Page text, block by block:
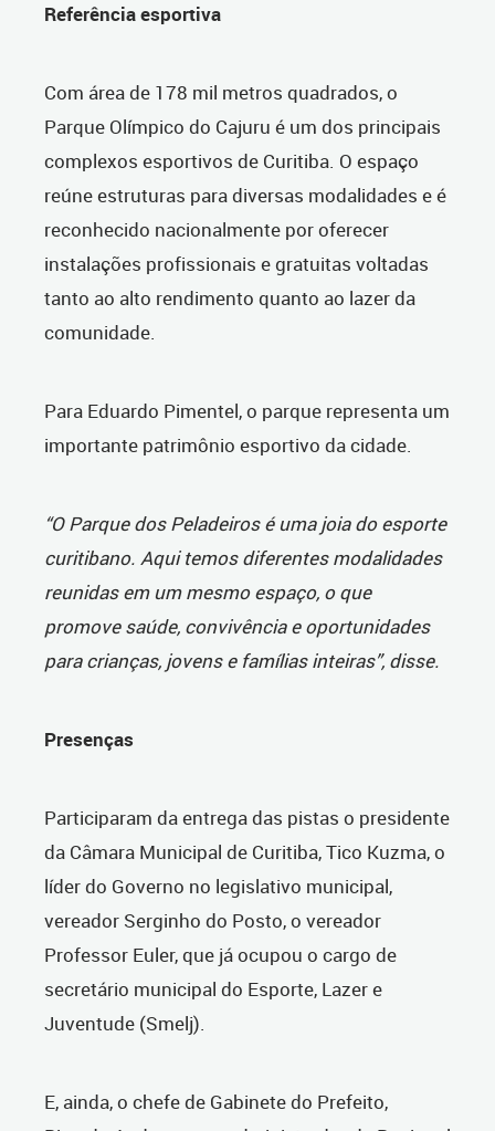
Referência esportiva
Com área de 178 mil metros quadrados, o
Parque Olímpico do Cajuru é um dos principais
complexos esportivos de Curitiba. O espaço
reúne estruturas para diversas modalidades e é
reconhecido nacionalmente por oferecer
instalações profissionais e gratuitas voltadas
tanto ao alto rendimento quanto ao lazer da
comunidade.
Para Eduardo Pimentel, o parque representa um
importante patrimônio esportivo da cidade.
“O Parque dos Peladeiros é uma joia do esporte
curitibano. Aqui temos diferentes modalidades
reunidas em um mesmo espaço, o que
promove saúde, convivência e oportunidades
para crianças, jovens e famílias inteiras”, disse.
Presenças
Participaram da entrega das pistas o presidente
da Câmara Municipal de Curitiba, Tico Kuzma, o
líder do Governo no legislativo municipal,
vereador Serginho do Posto, o vereador
Professor Euler, que já ocupou o cargo de
secretário municipal do Esporte, Lazer e
Juventude (Smelj).
E, ainda, o chefe de Gabinete do Prefeito,